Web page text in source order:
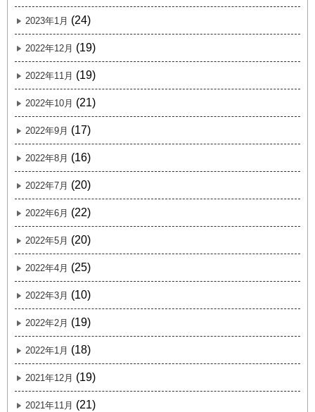
2023年1月 (24)
2022年12月 (19)
2022年11月 (19)
2022年10月 (21)
2022年9月 (17)
2022年8月 (16)
2022年7月 (20)
2022年6月 (22)
2022年5月 (20)
2022年4月 (25)
2022年3月 (10)
2022年2月 (19)
2022年1月 (18)
2021年12月 (19)
2021年11月 (21)